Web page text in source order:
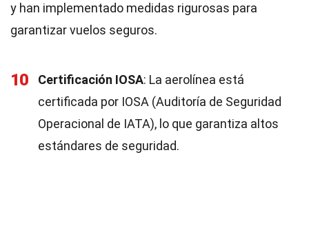
y han implementado medidas rigurosas para
garantizar vuelos seguros.
10 Certificación IOSA: La aerolínea está
certificada por IOSA (Auditoría de Seguridad
Operacional de IATA), lo que garantiza altos
estándares de seguridad.